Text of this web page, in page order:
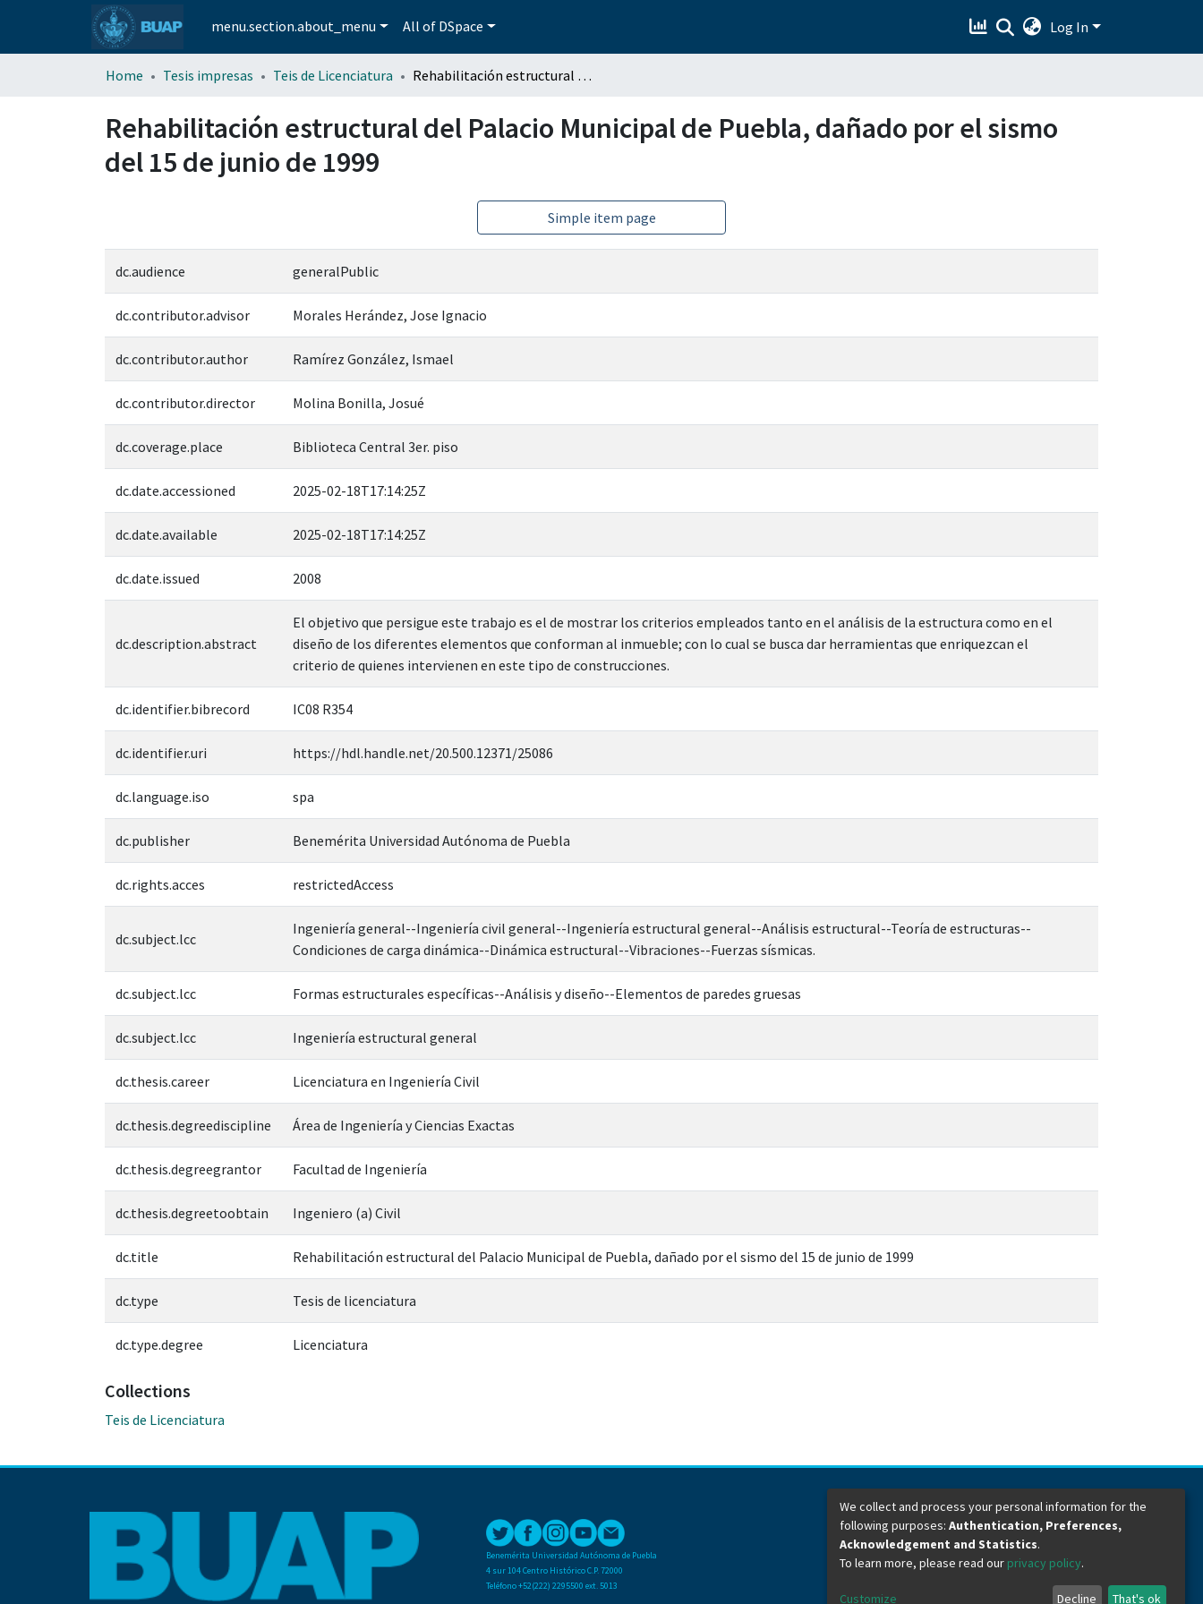
menu.section.about_menu All of DSpace Log In
Home Tesis impresas Teis de Licenciatura Rehabilitación estructural del Palacio Municipal de Puebla, dañado por el sismo del 15 de junio de 1999
Rehabilitación estructural del Palacio Municipal de Puebla, dañado por el sismo
del 15 de junio de 1999
Simple item page
dc.audience generalPublic
dc.contributor.advisor Morales Herández, Jose Ignacio
dc.contributor.author Ramírez González, Ismael
dc.contributor.director Molina Bonilla, Josué
dc.coverage.place Biblioteca Central 3er. piso
dc.date.accessioned 2025-02-18T17:14:25Z
dc.date.available 2025-02-18T17:14:25Z
dc.date.issued 2008
dc.description.abstract
El objetivo que persigue este trabajo es el de mostrar los criterios empleados tanto en el análisis de la estructura como en el
diseño de los diferentes elementos que conforman al inmueble; con lo cual se busca dar herramientas que enriquezcan el
criterio de quienes intervienen en este tipo de construcciones.
dc.identifier.bibrecord IC08 R354
dc.identifier.uri https://hdl.handle.net/20.500.12371/25086
dc.language.iso spa
dc.publisher Benemérita Universidad Autónoma de Puebla
dc.rights.acces restrictedAccess
dc.subject.lcc
Ingeniería general--Ingeniería civil general--Ingeniería estructural general--Análisis estructural--Teoría de estructuras--
Condiciones de carga dinámica--Dinámica estructural--Vibraciones--Fuerzas sísmicas.
dc.subject.lcc Formas estructurales específicas--Análisis y diseño--Elementos de paredes gruesas
dc.subject.lcc Ingeniería estructural general
dc.thesis.career Licenciatura en Ingeniería Civil
dc.thesis.degreediscipline Área de Ingeniería y Ciencias Exactas
dc.thesis.degreegrantor Facultad de Ingeniería
dc.thesis.degreetoobtain Ingeniero (a) Civil
dc.title Rehabilitación estructural del Palacio Municipal de Puebla, dañado por el sismo del 15 de junio de 1999
dc.type Tesis de licenciatura
dc.type.degree Licenciatura
Collections
Teis de Licenciatura
Benemérita Universidad Autónoma de Puebla
4 sur 104 Centro Histórico C.P. 72000
Teléfono +52(222) 2295500 ext. 5013
Dirección General de Bibliotecas
Boulevard Valsequillo y Av. de las Torres
Ciudad Universitaria. Col. San Manuel
C.P. 72570
We collect and process your personal information for the
following purposes: Authentication, Preferences,
Acknowledgement and Statistics.
To learn more, please read our privacy policy.
Customize Decline That's ok